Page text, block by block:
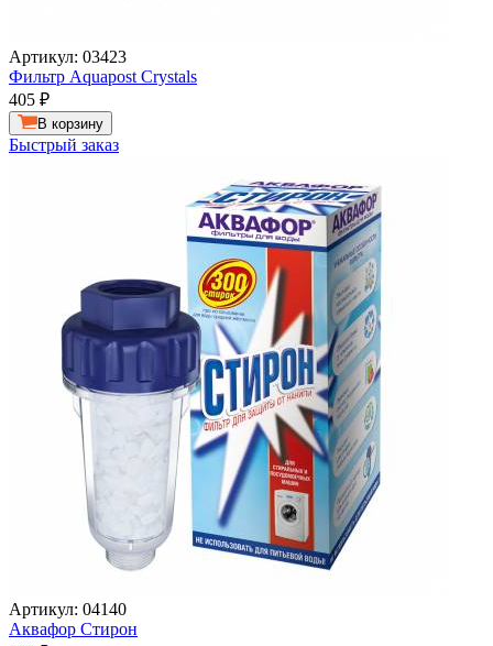
Артикул: 03423
Фильтр Aquapost Crystals
405 ₽
В корзину
Быстрый заказ
Артикул: 04140
Аквафор Стирон